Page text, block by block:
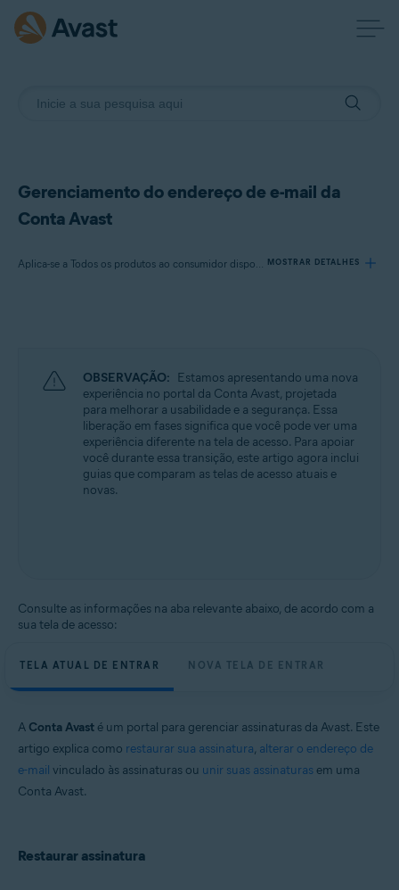
Gerenciamento do endereço de e-mail da
Conta Avast
Aplica-se a Todos os produtos ao consumidor disponíveis da Avast MOSTRAR DETALHES
Sistemas operacionais:
Todos os sistemas operacionais compatíveis
OBSERVAÇÃO: Estamos apresentando uma nova
experiência no portal da Conta Avast, projetada
para melhorar a usabilidade e a segurança. Essa
liberação em fases significa que você pode ver uma
experiência diferente na tela de acesso. Para apoiar
você durante essa transição, este artigo agora inclui
guias que comparam as telas de acesso atuais e
novas.
Consulte as informações na aba relevante abaixo, de acordo com a
sua tela de acesso:
TELA ATUAL DE ENTRAR NOVA TELA DE ENTRAR
A Conta Avast é um portal para gerenciar assinaturas da Avast. Este
artigo explica como restaurar sua assinatura, alterar o endereço de
e-mail vinculado às assinaturas ou unir suas assinaturas em uma
Conta Avast.
Restaurar assinatura